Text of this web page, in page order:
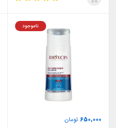
650,000 تومان
ناموجود